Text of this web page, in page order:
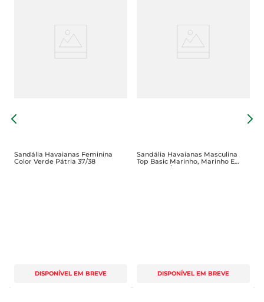
Sandália Havaianas Feminina
Color Verde Pátria 37/38
DISPONÍVEL EM BREVE
Sandália Havaianas Masculina
Top Basic Marinho, Marinho E
Branca 43/44
DISPONÍVEL EM BREVE